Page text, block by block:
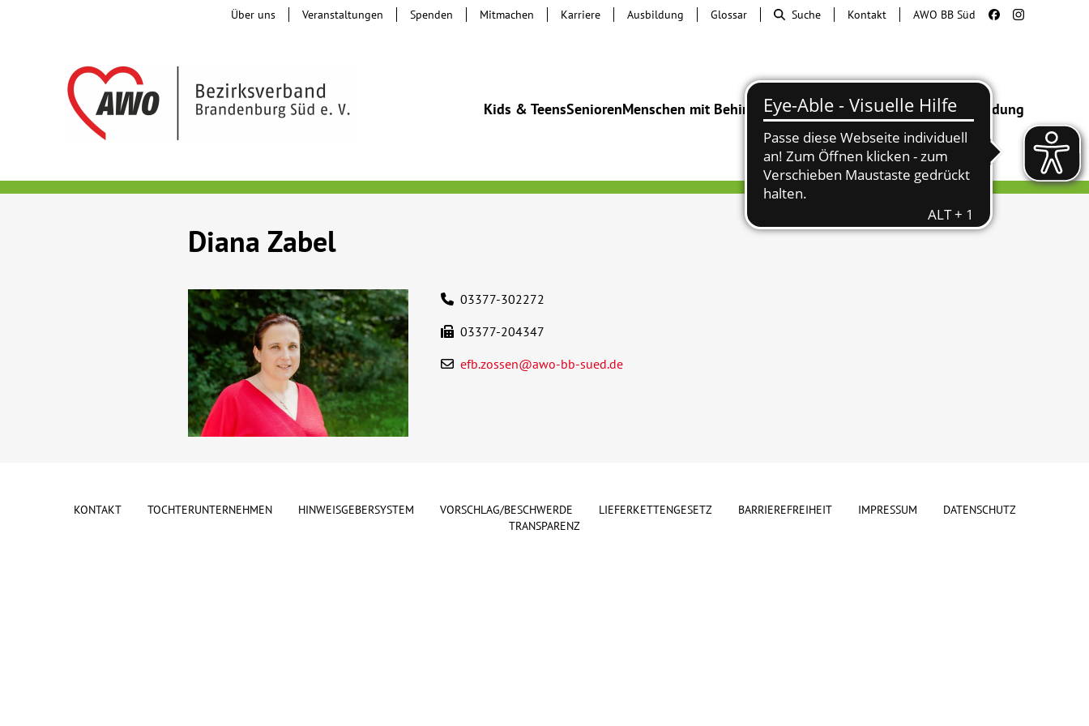
Kids & TeensSeniorenMenschen mit BehinderungBeratung & HilfeBegegnung Bildung
Über uns Veranstaltungen Spenden Mitmachen Karriere Ausbildung Glossar Suche Kontakt AWO BB Süd
Diana Zabel
03377-302272
03377-204347
efb.zossen@awo-bb-sued.de
KONTAKT TOCHTERUNTERNEHMEN HINWEISGEBERSYSTEM VORSCHLAG/BESCHWERDE LIEFERKETTENGESETZ BARRIEREFREIHEIT IMPRESSUM
DATENSCHUTZ
TRANSPARENZ